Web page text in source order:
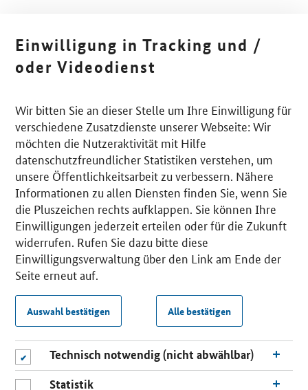
Einwilligung in Tracking und /
oder Videodienst
Wir bitten Sie an dieser Stelle um Ihre Einwilligung für
verschiedene Zusatzdienste unserer Webseite: Wir
möchten die Nutzeraktivität mit Hilfe
datenschutzfreundlicher Statistiken verstehen, um
unsere Öffentlichkeitsarbeit zu verbessern. Nähere
Informationen zu allen Diensten finden Sie, wenn Sie
die Pluszeichen rechts aufklappen. Sie können Ihre
Einwilligungen jederzeit erteilen oder für die Zukunft
widerrufen. Rufen Sie dazu bitte diese
Einwilligungsverwaltung über den Link am Ende der
Seite erneut auf.
Auswahl bestätigen Alle bestätigen
Technisch notwendig (nicht abwählbar)
Statistik